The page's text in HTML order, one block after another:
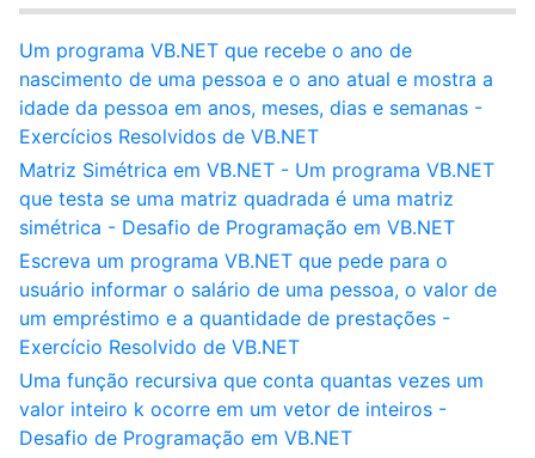
Um programa VB.NET que recebe o ano de
nascimento de uma pessoa e o ano atual e mostra a
idade da pessoa em anos, meses, dias e semanas -
Exercícios Resolvidos de VB.NET
Matriz Simétrica em VB.NET - Um programa VB.NET
que testa se uma matriz quadrada é uma matriz
simétrica - Desafio de Programação em VB.NET
Escreva um programa VB.NET que pede para o
usuário informar o salário de uma pessoa, o valor de
um empréstimo e a quantidade de prestações -
Exercício Resolvido de VB.NET
Uma função recursiva que conta quantas vezes um
valor inteiro k ocorre em um vetor de inteiros -
Desafio de Programação em VB.NET